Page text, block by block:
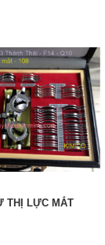
THỊ LỰC MẮT